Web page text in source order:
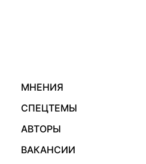
МНЕНИЯ
СПЕЦТЕМЫ
АВТОРЫ
ВАКАНСИИ